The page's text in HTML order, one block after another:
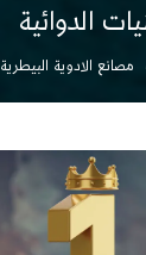
الدوائية
مصانع الادوية البيطرية